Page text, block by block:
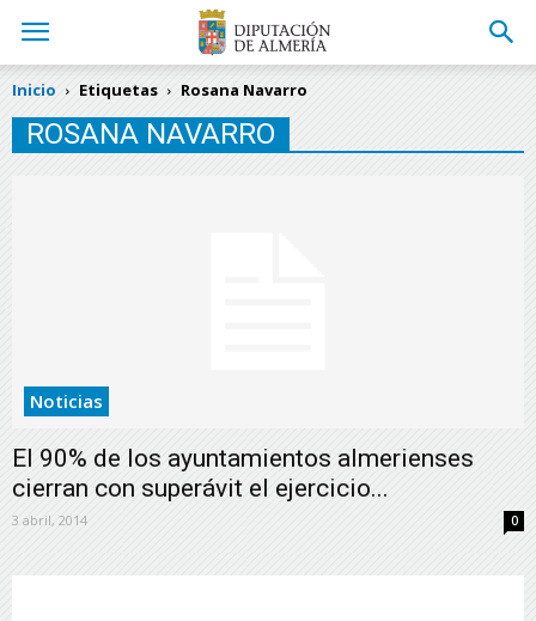
Inicio Etiquetas Rosana Navarro
ROSANA NAVARRO
Noticias
El 90% de los ayuntamientos almerienses
cierran con superávit el ejercicio...
3 abril, 2014 0